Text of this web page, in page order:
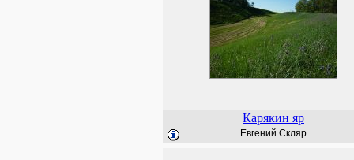
Карякин яр
Евгений Скляр